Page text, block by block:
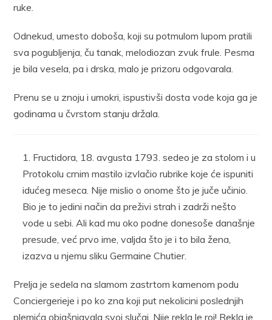
ruke.
Odnekud, umesto doboša, koji su potmulom lupom pratili
sva pogubljenja, ču tanak, melodiozan zvuk frule. Pesma
je bila vesela, pa i drska, malo je prizoru odgovarala.
Prenu se u znoju i umokri, ispustivši dosta vode koja ga je
godinama u čvrstom stanju držala.
Fructidora, 18. avgusta 1793. sedeo je za stolom i u
Protokolu crnim mastilo izvlačio rubrike koje će ispuniti
idućeg meseca. Nije mislio o onome što je juče učinio.
Bio je to jedini način da preživi strah i zadrži nešto
vode u sebi. Ali kad mu oko podne donesoše današnje
presude, već prvo ime, valjda što je i to bila žena,
izazva u njemu sliku Germaine Chutier.
Prelja je sedela na slamom zastrtom kamenom podu
Conciergerieje i po ko zna koji put nekolicini poslednjih
plemića objašnjavala svoj slučaj. Nije rekla le roi! Rekla je